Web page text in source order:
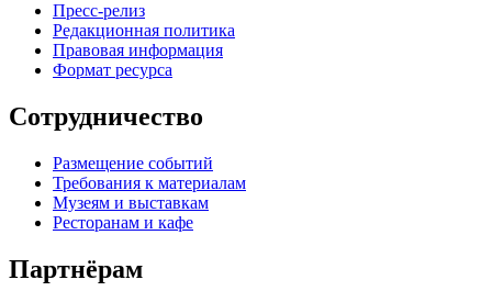
Пресс-релиз
Редакционная политика
Правовая информация
Формат ресурса
Сотрудничество
Размещение событий
Требования к материалам
Музеям и выставкам
Ресторанам и кафе
Партнёрам